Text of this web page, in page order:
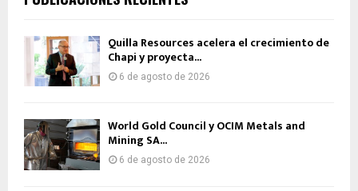
Quilla Resources acelera el crecimiento de
Chapi y proyecta...
6 de agosto de 2026
World Gold Council y OCIM Metals and
Mining SA...
6 de agosto de 2026